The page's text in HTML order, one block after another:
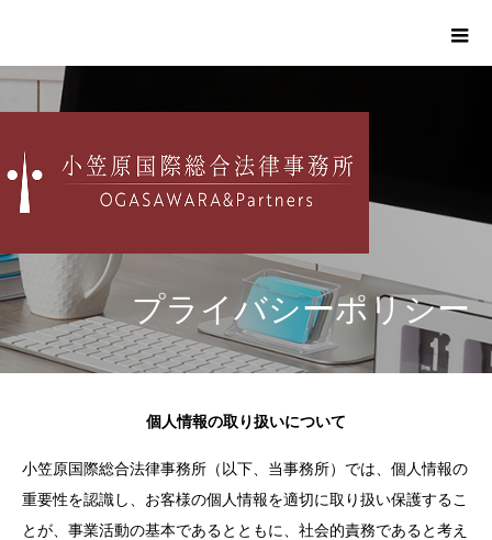
プライバシーポリシー
個人情報の取り扱いについて
小笠原国際総合法律事務所（以下、当事務所）では、個人情報の
重要性を認識し、お客様の個人情報を適切に取り扱い保護するこ
とが、事業活動の基本であるとともに、社会的責務であると考え